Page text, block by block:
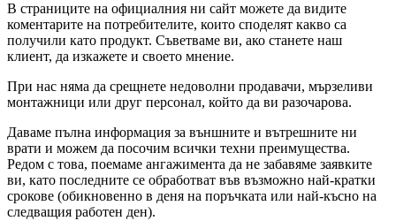
В страниците на официалния ни сайт можете да видите
коментарите на потребителите, които споделят какво са
получили като продукт. Съветваме ви, ако станете наш
клиент, да изкажете и своето мнение.
При нас няма да срещнете недоволни продавачи, мързеливи
монтажници или друг персонал, който да ви разочарова.
Даваме пълна информация за външните и вътрешните ни
врати и можем да посочим всички техни преимущества.
Редом с това, поемаме ангажимента да не забавяме заявките
ви, като последните се обработват във възможно най-кратки
срокове (обикновенно в деня на поръчката или най-късно на
следващия работен ден).